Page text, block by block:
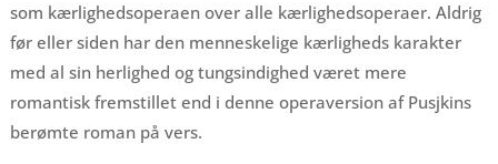
som kærlighedsoperaen over alle kærlighedsoperaer. Aldrig
før eller siden har den menneskelige kærligheds karakter
med al sin herlighed og tungsindighed været mere
romantisk fremstillet end i denne operaversion af Pusjkins
berømte roman på vers.